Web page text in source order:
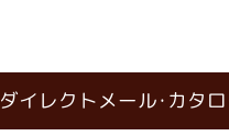
ダイレクトメール･カタ